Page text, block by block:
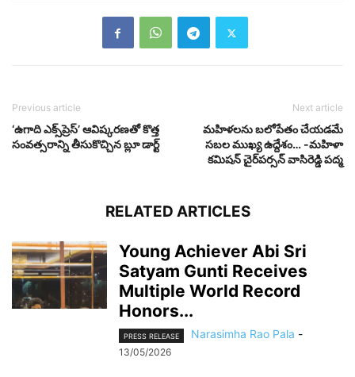
Previous article
‘ఉగాది ఎక్స్‌ప్రెస్’ ఆవిష్కరణతో కొత్త
సంవత్సరాన్ని తీసుకొచ్చిన బ్లూ డార్ట్
Next article
మహిళలను బలోపేతం చేయడమే
సబల ముఖ్య ఉద్దేశం… -మహిళా
కమిషన్‌ చైర్‌పర్సన్‌ వాసిరెడ్డి పద్మ
RELATED ARTICLES
Young Achiever Abi Sri
Satyam Gunti Receives
Multiple World Record
Honors...
PRESS RELEASE Narasimha Rao Pala -
13/05/2026